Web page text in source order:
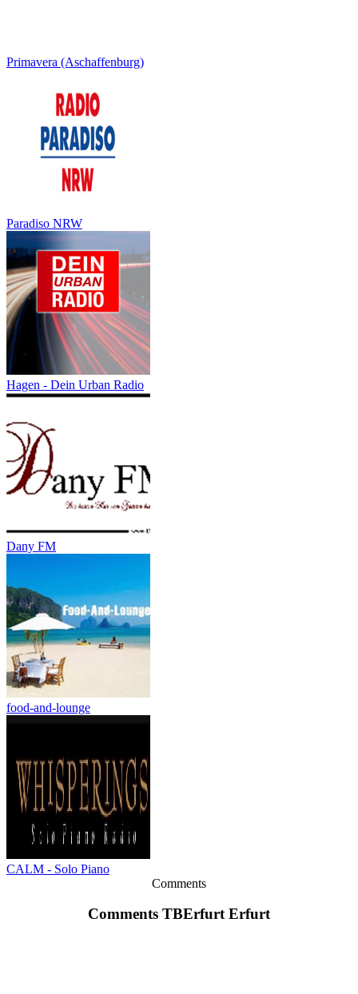
Primavera (Aschaffenburg)
Paradiso NRW
Hagen - Dein Urban Radio
Dany FM
food-and-lounge
CALM - Solo Piano
Comments
Comments TBErfurt Erfurt